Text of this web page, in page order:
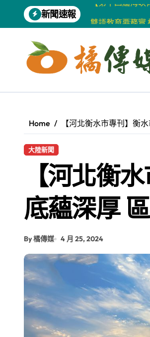
content
新聞速報
【第十四屆海峽
柯志恩競選網站
兩岸青年齊聚福
爭取原住民選票
港都文藝學會首
高科大機電系
台青創業路艱辛
Home 【河北衡水市專刊】衡
大陸新聞
【河北衡
底蘊深厚
By 橘傳媒 4 月 25, 2024